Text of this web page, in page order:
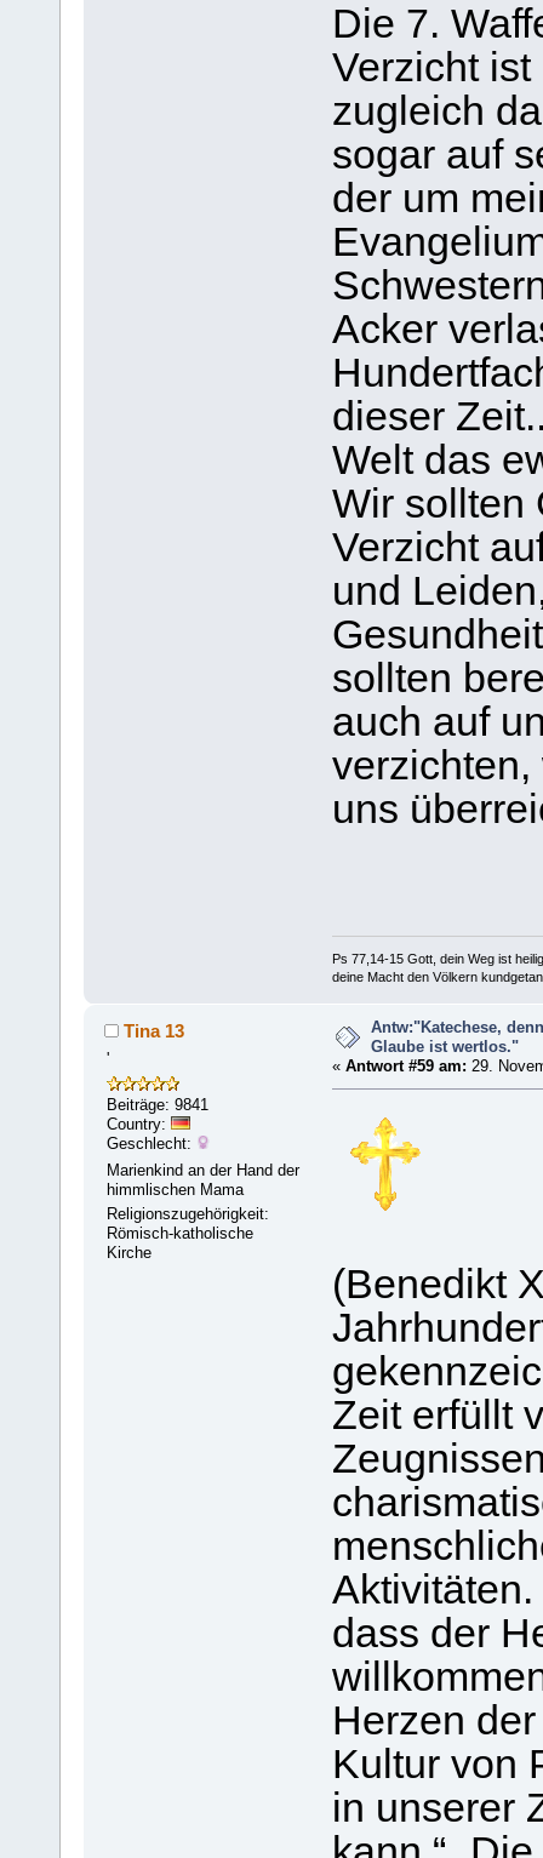
Die 7.
Verzicht
zugleich
sogar auf
der um
Acker
dieser
Welt das
Wir sollten
Verzicht
und
sollten
auch auf
uns
Ps 77,14-15 Gott, dein Weg ist
deine Macht den Völkern
Tina 13
'
Beiträge: 9841
Country:
Geschlecht:
Marienkind an der Hand der
himmlischen Mama
Religionszugehörigkeit:
Römisch-katholische
Kirche
Antw:"Katechese,
Glaube ist wertlos."
« Antwort #59 am: 29.
(Benedikt
Zeit erfüllt
dass der
Herzen
Kultur von
in unserer